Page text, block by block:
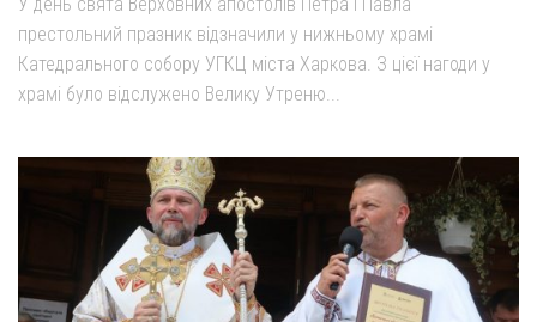
престольний празник відзначили у нижньому храмі
Катедрального собору УГКЦ міста Харкова. З цієї нагоди у
храмі було відслужено Велику Утреню...